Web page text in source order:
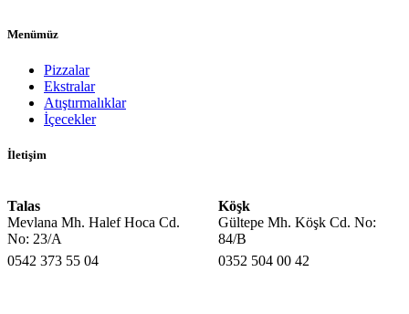
Menümüz
Pizzalar
Ekstralar
Atıştırmalıklar
İçecekler
İletişim
Talas
Mevlana Mh. Halef Hoca Cd.
No: 23/A
0542 373 55 04
Köşk
Gültepe Mh. Köşk Cd. No:
84/B
0352 504 00 42